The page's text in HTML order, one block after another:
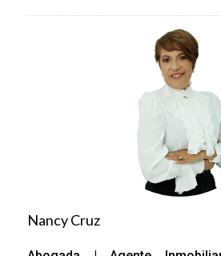
empresa, lo que podría resultar
2. Comprar Bajo el Nombre de una
Protección de Activos: Al adquirir
caso de litigios o problemas
la propiedad.
Nancy Cruz